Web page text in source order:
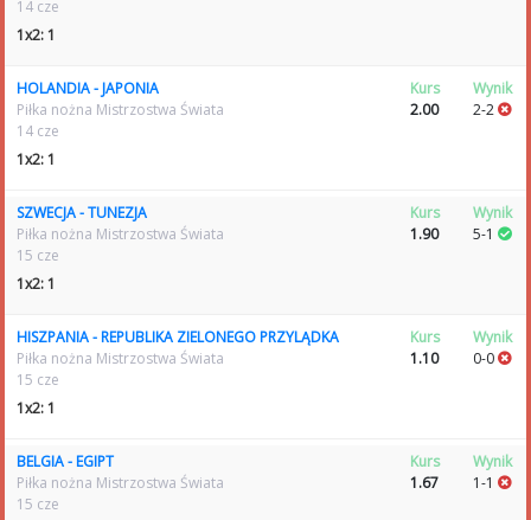
14 cze
1x2: 1
HOLANDIA - JAPONIA
Piłka nożna Mistrzostwa Świata
14 cze
1x2: 1
Kurs
2.00
Wynik
2-2
SZWECJA - TUNEZJA
Piłka nożna Mistrzostwa Świata
15 cze
1x2: 1
Kurs
1.90
Wynik
5-1
HISZPANIA - REPUBLIKA ZIELONEGO PRZYLĄDKA
Piłka nożna Mistrzostwa Świata
15 cze
1x2: 1
Kurs
1.10
Wynik
0-0
BELGIA - EGIPT
Piłka nożna Mistrzostwa Świata
15 cze
Kurs
1.67
Wynik
1-1